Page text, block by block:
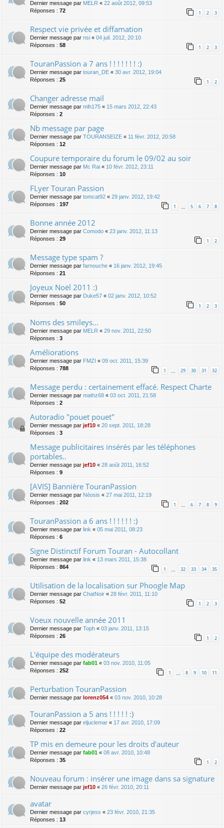
Dernier message par MELR « 22 août 2012, 09:53
Réponses : 72 1 2 3
Respect vie privée et diffamation
Dernier message par nsi « 04 juil. 2012, 20:10
Réponses : 58 1 2 3
TouranPassion a 7 ans ! ! ! ! ! ! ! :)
Dernier message par touran_DE « 30 avr. 2012, 19:04
Réponses : 25 1 2
Changer adresse mail
Dernier message par mlh175 « 15 mars 2012, 22:43
Réponses : 2
Nb message par page
Dernier message par TOURANSEIZE « 11 févr. 2012, 20:58
Réponses : 12
Coupure temporaire du forum le 09/02 au soir
Dernier message par Mc Rai « 10 févr. 2012, 23:11
Réponses : 10
FLyer Touran Passion
Dernier message par tomcat92 « 29 janv. 2012, 19:42
Réponses : 197 1 … 5 6 7 8
Bonne année 2012
Dernier message par Comodo « 23 janv. 2012, 11:13
Réponses : 29 1 2
Message type spam ?
Dernier message par farnouche « 16 janv. 2012, 19:45
Réponses : 21
Joyeux Noël 2011 :)
Dernier message par Duke57 « 02 janv. 2012, 10:52
Réponses : 50 1 2 3
Noms des smileys...
Dernier message par MELR « 29 nov. 2011, 22:50
Réponses : 3
Améliorations
Dernier message par FMZI « 09 oct. 2011, 15:39
Réponses : 788 1 29 30 31 32
Message perdu : certainement effacé. Respect Charte
Dernier message par mathz68 « 03 oct. 2011, 21:58
Réponses : 2
Autoradio "pouet pouet"
Dernier message par jef10 « 20 sept. 2011, 18:28
Réponses : 3
Message publicitaires insérés par les téléphones
portables..
Dernier message par jef10 « 28 août 2011, 16:52
Réponses : 9
[AVIS] Bannière TouranPassion
Dernier message par Néosis « 27 mai 2011, 12:19
Réponses : 202 1 6 7 8 9
TouranPassion a 6 ans ! ! ! ! ! ! :)
Dernier message par link « 05 mai 2011, 08:23
Réponses : 6
Signe Distinctif Forum Touran - Autocollant
Dernier message par link « 13 mars 2011, 15:38
Réponses : 864 1 32 33 34 35
Utilisation de la localisation sur Phoogle Map
Dernier message par ChatNoir « 28 févr. 2011, 11:10
Réponses : 52 1 2 3
Voeux nouvelle année 2011
Dernier message par Toph « 03 janv. 2011, 13:15
Réponses : 26 1 2
L'équipe des modérateurs
Dernier message par fab01 « 03 nov. 2010, 11:05
Réponses : 252 1 … 8 9 10 11
Perturbation TouranPassion
Dernier message par lorenz054 « 03 nov. 2010, 10:28
TouranPassion a 5 ans ! ! ! ! ! :)
Dernier message par eljuclemar « 17 avr. 2010, 17:09
Réponses : 22
TP mis en demeure pour les droits d'auteur
Dernier message par fab01 « 08 avr. 2010, 10:48
Réponses : 35 1 2
Nouveau forum : insérer une image dans sa signature
Dernier message par jef10 « 26 févr. 2010, 20:11
avatar
Dernier message par cyrjess « 23 févr. 2010, 21:35
Réponses : 13